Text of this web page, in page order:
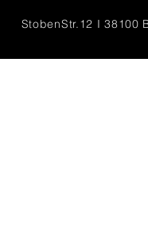
StobenStr.12 I 38100